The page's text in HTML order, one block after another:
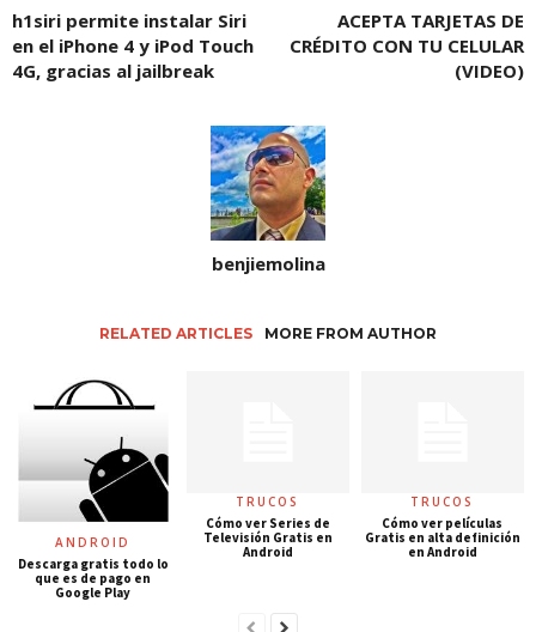
h1siri permite instalar Siri
en el iPhone 4 y iPod Touch
4G, gracias al jailbreak
ACEPTA TARJETAS DE
CRÉDITO CON TU CELULAR
(VIDEO)
benjiemolina
RELATED ARTICLES MORE FROM AUTHOR
ANDROID
Descarga gratis todo lo
que es de pago en
Google Play
TRUCOS
Cómo ver Series de
Televisión Gratis en
Android
TRUCOS
Cómo ver películas
Gratis en alta definición
en Android